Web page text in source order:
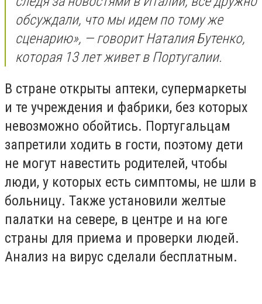
обсуждали, что мы идем по тому же
сценарию», — говорит Наталия Бутенко,
которая 13 лет живет в Португалии.
В стране открыты аптеки, супермаркеты
и те учреждения и фабрики, без которых
невозможно обойтись. Португальцам
запретили ходить в гости, поэтому дети
не могут навестить родителей, чтобы
люди, у которых есть симптомы, не шли в
больницу. Также установили желтые
палатки на севере, в центре и на юге
страны для приема и проверки людей.
Анализ на вирус сделали бесплатным.